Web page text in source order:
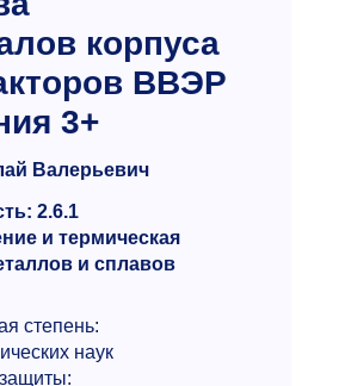
корпуса
ВВЭР
3+
Валерьевич
2.6.1
и термическая
и сплавов
степень:
наук